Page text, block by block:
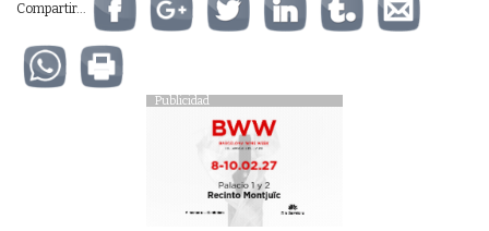
Compartir...
Publicidad